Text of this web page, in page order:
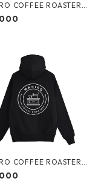
COFFEE ROASTERY
Bigパーカー
COFFEE ROASTERY
ップパーカー